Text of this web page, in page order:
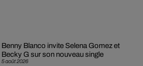
5 août 2026
Benny Blanco invite Selena Gomez et
Becky G sur son nouveau single